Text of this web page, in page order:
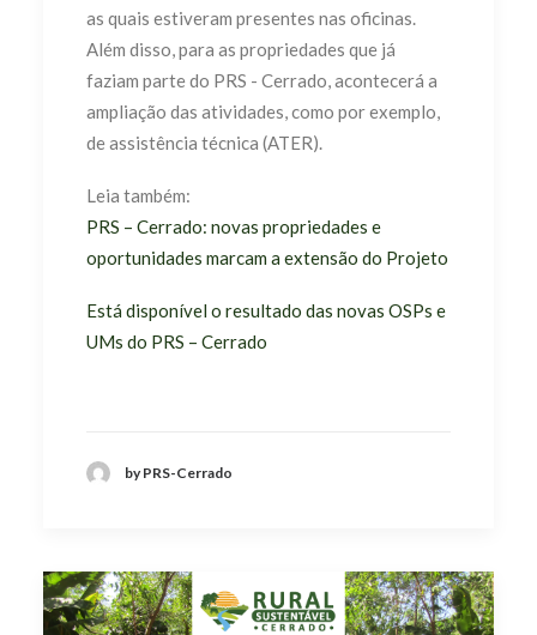
as quais estiveram presentes nas oficinas.
Além disso, para as propriedades que já
faziam parte do PRS - Cerrado, acontecerá a
ampliação das atividades, como por exemplo,
de assistência técnica (ATER).
Leia também:
PRS – Cerrado: novas propriedades e
oportunidades marcam a extensão do Projeto
Está disponível o resultado das novas OSPs e
UMs do PRS – Cerrado
by PRS-Cerrado